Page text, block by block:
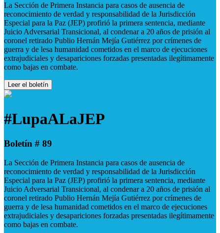
La Sección de Primera Instancia para casos de ausencia de
reconocimiento de verdad y responsabilidad de la Jurisdicción
Especial para la Paz (JEP) profirió la primera sentencia, mediante
Juicio Adversarial Transicional, al condenar a 20 años de prisión al
coronel retirado Publio Hernán Mejía Gutiérrez por crímenes de
guerra y de lesa humanidad cometidos en el marco de ejecuciones
extrajudiciales y desapariciones forzadas presentadas ilegítimamente
como bajas en combate.
Leer el boletín
#LupaALaJEP
Boletín # 89
La Sección de Primera Instancia para casos de ausencia de
reconocimiento de verdad y responsabilidad de la Jurisdicción
Especial para la Paz (JEP) profirió la primera sentencia, mediante
Juicio Adversarial Transicional, al condenar a 20 años de prisión al
coronel retirado Publio Hernán Mejía Gutiérrez por crímenes de
guerra y de lesa humanidad cometidos en el marco de ejecuciones
extrajudiciales y desapariciones forzadas presentadas ilegítimamente
como bajas en combate.